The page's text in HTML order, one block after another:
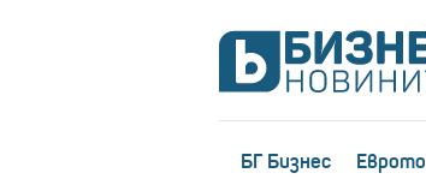
БГ Бизнес Еврото